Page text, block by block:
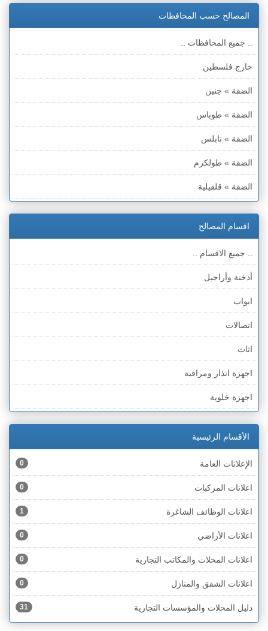
المصالح حسب المحافظات
.. جميع المحافظات ..
خارج فلسطين
الضفة » جنين
الضفة » طوباس
الضفة » نابلس
الضفة » طولكرم
الضفة » قلقيلية
الضفة » رام الله والبيره
الضفة » أريحا
الضفة » الخليل
الضفة » بيت لحم
قطاع غزة
الخط الأخضر » حيفا
الخط الأخضر » رهط
الخط الأخضر » أم الفحم
الخط الأخضر » الناصرة
الخط الأخضر » عكا ونهاريا
الخط الأخضر » الجليل
الخط الأخضر » مرج ابن عامر
الخط الأخضر » البطوف
الخط الأخضر » الجولان
الخط الأخضر » الشارون
الخط الأخضر » القدس
اقسام المصالح
.. جميع الاقسام ..
أدخنة وأراجيل
ابواب
اتصالات
اثاث
اجهزة انذار ومراقبة
اجهزة خلوية
اجهزة كهربائية
اجهزة مكتبية
احذية
اختام
اخشاب
ادوات رياضية
ادوات صحية
ادوات كهربائية
الأقسام الرئيسية
الإعلانات العامة 0
اعلانات المركبات 0
اعلانات الوظائف الشاغرة 1
اعلانات الأراضي 0
اعلانات المحلات والمكاتب التجارية 0
اعلانات الشقق والمنازل 0
دليل المحلات والمؤسسات التجارية 31